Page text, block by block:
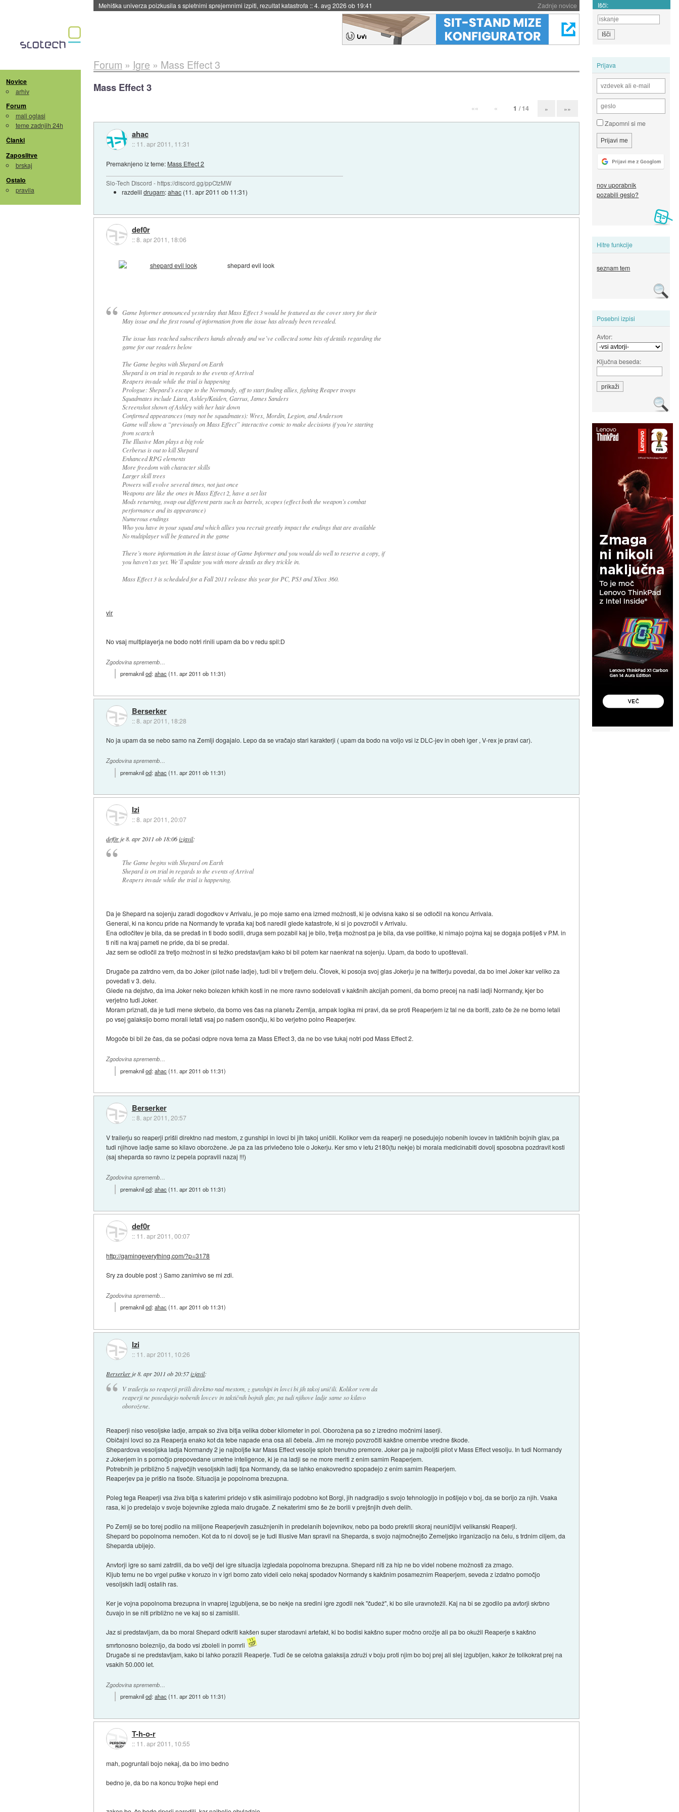
Zadnje novice
Mehiška univerza poizkusila s spletnimi sprejemnimi izpiti, rezultat katastrofa ::4. avg 2026 ob 19:41 Išči:
Novice
arhiv
Forum
mali oglasi
teme zadnjih 24h
Članki
Zaposlitve
brskaj
Ostalo
pravila
Prijava
Zapomni si me
nov uporabnik
pozabili geslo?
Hitre funkcije
seznam tem
Posebni izpisi
Avtor:
Ključna beseda:
Forum » Igre » Mass Effect 3
Mass Effect 3
«« « 1 / 14 » »»
ahac
:: 11. apr 2011, 11:31
Premaknjeno iz teme: Mass Effect 2
Slo-Tech Discord - https://discord.gg/ppCtzMW
razdelildrugam:ahac (11. apr 2011 ob 11:31)
def0r
::8. apr 2011, 18:06
shepard evil look
Game Informer announced yesterday that Mass Effect 3 would be featured as the cover story for their
May issue and the first round of information from the issue has already been revealed.
The issue has reached subscribers hands already and we’ve collected some bits of details regarding the
game for our readers below
The Game begins with Shepard on Earth
Shepard is on trial in regards to the events of Arrival
Reapers invade while the trial is happening
Prologue: Shepard’s escape to the Normandy, off to start finding allies, fighting Reaper troops
Squadmates include Liara, Ashley/Kaiden, Garrus, James Sanders
Screenshot shown of Ashley with her hair down
Confirmed appearances (may not be squadmates): Wrex, Mordin, Legion, and Anderson
Game will show a “previously on Mass Effect” interactive comic to make decisions if you’re starting
from scartch
The Illusive Man plays a big role
Cerberus is out to kill Shepard
Enhanced RPG elements
More freedom with character skills
Larger skill trees
Powers will evolve several times, not just once
Weapons are like the ones in Mass Effect 2, have a set list
Mods returning, swap out different parts such as barrels, scopes (effect both the weapon’s combat
performance and its appearance)
Numerous endings
Who you have in your squad and which allies you recruit greatly impact the endings that are available
No multiplayer will be featured in the game
There’s more information in the latest issue of Game Informer and you would do well to reserve a copy, if
you haven’t as yet. We’ll update you with more details as they trickle in.
Mass Effect 3 is scheduled for a Fall 2011 release this year for PC, PS3 and Xbox 360.
vir
No vsaj multiplayerja ne bodo notri rinili upam da bo v redu spil:D
Zgodovina sprememb…
premaknilod:ahac(11. apr 2011 ob 11:31)
Berserker
::8. apr 2011, 18:28
No ja upam da se nebo samo na Zemlji dogajalo. Lepo da se vračajo stari karakterji ( upam da bodo na voljo vsi iz DLC-jev in obeh iger , V-rex je pravi car).
Zgodovina sprememb…
premaknilod:ahac (11. apr 2011 ob 11:31)
Izi
::8. apr 2011, 20:07
def0r je8. apr 2011 ob 18:06 izjavil:
The Game begins with Shepard on Earth
Shepard is on trial in regards to the events of Arrival
Reapers invade while the trial is happening.
Da je Shepard na sojenju zaradi dogodkov v Arrivalu, je po moje samo ena izmed možnosti, ki je odvisna kako si se odločil na koncu Arrivala.
General, ki na koncu pride na Normandy te vpraša kaj boš naredil glede katastrofe, ki si jo povzročil v Arrivalu.
Ena odločitev je bila, da se predaš in ti bodo sodili, druga sem pozabil kaj je bilo, tretja možnost pa je bila, da vse politike, ki nimajo pojma kaj se dogaja pošlješ v P.M. in
ti niti na kraj pameti ne pride, da bi se predal.
Jaz sem se odločil za tretjo možnost in si težko predstavljam kako bi bil potem kar naenkrat na sojenju. Upam, da bodo to upoštevali.
Drugače pa zatrdno vem, da bo Joker (pilot naše ladje), tudi bil v tretjem delu. Človek, ki posoja svoj glas Jokerju je na twitterju povedal, da bo imel Joker kar veliko za
povedati v 3. delu.
Glede na dejstvo, da ima Joker neko bolezen krhkih kosti in ne more ravno sodelovati v kakšnih akcijah pomeni, da bomo precej na naši ladji Normandy, kjer bo
verjetno tudi Joker.
Moram priznati, da je tudi mene skrbelo, da bomo ves čas na planetu Zemlja, ampak logika mi pravi, da se proti Reaperjem iz tal ne da boriti, zato če že ne bomo letali
po vsej galaksijo bomo morali letati vsaj po našem osončju, ki bo verjetno polno Reaperjev.
Mogoče bi bil že čas, da se počasi odpre nova tema za Mass Effect 3, da ne bo vse tukaj notri pod Mass Effect 2.
Zgodovina sprememb…
premaknilod:ahac(11. apr 2011 ob 11:31)
Berserker
::8. apr 2011, 20:57
V trailerju so reaperji prišli direktno nad mestom, z gunshipi in lovci bi jih takoj uničili. Kolikor vem da reaperji ne posedujejo nobenih lovcev in taktičnih bojnih glav, pa
tudi njihove ladje same so kilavo oborožene. Je pa za las privlečeno tole o Jokerju. Ker smo v letu 2180(tu nekje) bi morala medicinabiti dovolj sposobna pozdravit kosti
(saj sheparda so ravno iz pepela popravili nazaj !!!)
Zgodovina sprememb…
premaknilod:ahac (11. apr 2011 ob 11:31)
def0r
:: 11. apr 2011, 00:07
http://gamingeverything.com/?p=3178
Sry za double post :) Samo zanimivo se mi zdi.
Zgodovina sprememb…
premaknilod:ahac(11. apr 2011 ob 11:31)
Izi
:: 11. apr 2011, 10:26
Berserker je8. apr 2011 ob 20:57izjavil:
V trailerju so reaperji prišli direktno nad mestom, z gunshipi in lovci bi jih takoj uničili. Kolikor vem da
reaperji ne posedujejo nobenih lovcev in taktičnih bojnih glav, pa tudi njihove ladje same so kilavo
oborožene.
Reaperji niso vesoljske ladje, ampak so živa bitja velika dober kilometer in pol. Oborožena pa so z izredno močnimi laserji.
Običajni lovci so za Reaperja enako kot da tebe napade ena osa ali čebela. Jim ne morejo povzročiti kakšne omembe vredne škode.
Shepardova vesoljska ladja Normandy 2 je najboljše kar Mass Effect vesolje sploh trenutno premore. Joker pa je najboljši pilot v Mass Effect vesolju. In tudi Normandy
z Jokerjem in s pomočjo prepovedane umetne inteligence, ki je na ladji se ne more meriti z enim samim Reaperjem.
Potrebnih je približno 5 največjih vesoljskih ladij tipa Normandy, da se lahko enakovredno spopadejo z enim samim Reaperjem.
Reaperjev pa je prišlo na tisoče. Situacija je popolnoma brezupna.
Poleg tega Reaperji vsa živa bitja s katerimi pridejo v stik asimilirajo podobno kot Borgi, jih nadgradijo s svojo tehnologijo in pošljejo v boj, da se borijo za njih. Vsaka
rasa, ki jo predelajo v svoje bojevnike zgleda malo drugače. Z nekaterimi smo še že borili v prejšnjih dveh delih.
Po Zemlji se bo torej podilo na milijone Reaperjevih zasužnjenih in predelanih bojevnikov, nebo pa bodo prekrili skoraj neuničljivi velikanski Reaperji.
Shepard bo popolnoma nemočen. Kot da to ni dovolj se je tudi Illusive Man spravil na Sheparda, s svojo najmočnejšo Zemeljsko irganizacijo na čelu, s trdnim ciljem, da
Sheparda ubijejo.
Anvtorji igre so sami zatrdili, da bo večji del igre situacija izgledala popolnoma brezupna. Shepard niti za hip ne bo videl nobene možnosti za zmago.
Kljub temu ne bo vrgel puške v koruzo in v igri bomo zato videli celo nekaj spodadov Normandy s kakšnim posameznim Reaperjem, seveda z izdatno pomočjo
vesoljskih ladij ostalih ras.
Ker je vojna popolnoma brezupna in vnaprej izgubljena, se bo nekje na sredini igre zgodil nek "čudež", ki bo sile uravnotežil. Kaj na bi se zgodilo pa avtorji skrbno
čuvajo in se niti približno ne ve kaj so si zamislili.
Jaz si predstavljam, da bo moral Shepard odkriti kakšen super starodavni artefakt, ki bo bodisi kakšno super močno orožje ali pa bo okužil Reaperje s kakšno
smrtonosno boleznijo, da bodo vsi zboleli in pomrli
Drugače si ne predstavljam, kako bi lahko porazili Reaperje. Tudi če se celotna galaksija združi v boju proti njim bo boj prej ali slej izgubljen, kakor že tolikokrat prej na
vsakih 50.000 let.
Zgodovina sprememb…
premaknilod:ahac (11. apr 2011 ob 11:31)
T-h-o-r
:: 11. apr 2011, 10:55
mah, pogruntali bojo nekaj, da bo imo bedno
bedno je, da bo na koncu trojke hepi end